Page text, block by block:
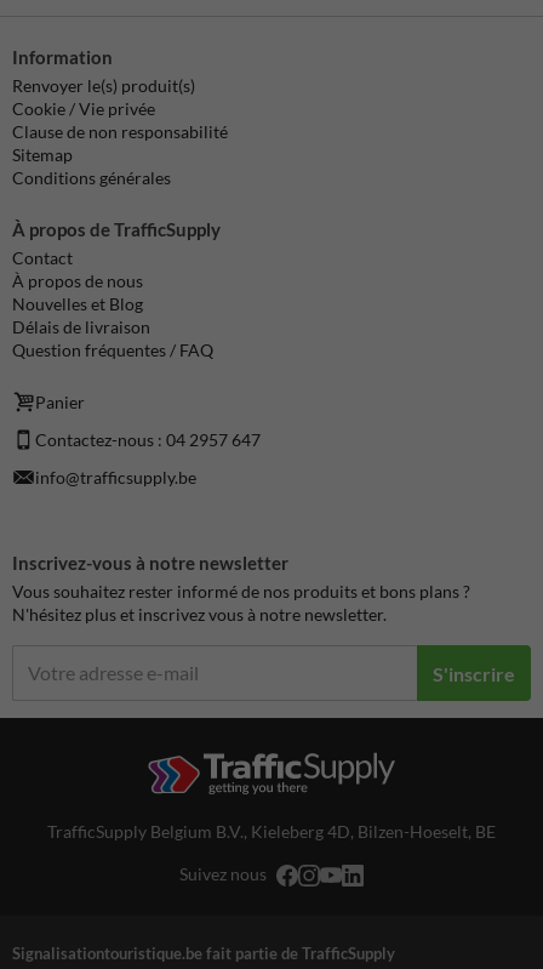
Information
Renvoyer le(s) produit(s)
Cookie / Vie privée
Clause de non responsabilité
Sitemap
Conditions générales
À propos de TrafficSupply
Contact
À propos de nous
Nouvelles et Blog
Délais de livraison
Question fréquentes / FAQ
Panier
Contactez-nous : 04 2957 647
info@trafficsupply.be
Inscrivez-vous à notre newsletter
Vous souhaitez rester informé de nos produits et bons plans ?
N'hésitez plus et inscrivez vous à notre newsletter.
S'inscrire
TrafficSupply Belgium B.V., Kieleberg 4D, Bilzen-Hoeselt, BE
Suivez nous
Signalisationtouristique.be fait partie de TrafficSupply